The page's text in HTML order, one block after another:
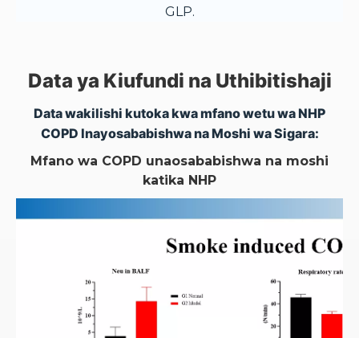
GLP.
Data ya Kiufundi na Uthibitishaji
Data wakilishi kutoka kwa mfano wetu wa NHP
COPD Inayosababishwa na Moshi wa Sigara:
Mfano wa COPD unaosababishwa na moshi
katika NHP